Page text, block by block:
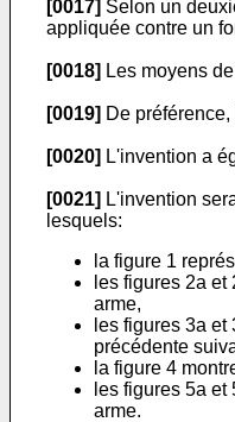
[0017] Selon un
appliquée contre un
[0018] Les moyens
[0019] De
[0020] L'invention a
[0021] L'invention
lesquels:
la figure 1
les figures 2a
arme,
les figures 3a
précédente
la figure 4
les figures 5a
arme.